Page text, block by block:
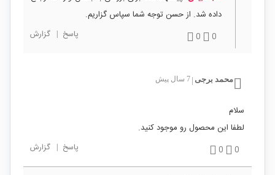
داده شد. از حسن توجه شما سپاس گزاریم.
0
0 پاسخ | گزارش
محمد برجی 7 سال پیش
سلام
لطفا این محصول رو موجود کنید.
0
0 پاسخ | گزارش